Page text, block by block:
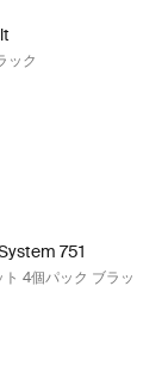
ック
751
4個パック ブラッ